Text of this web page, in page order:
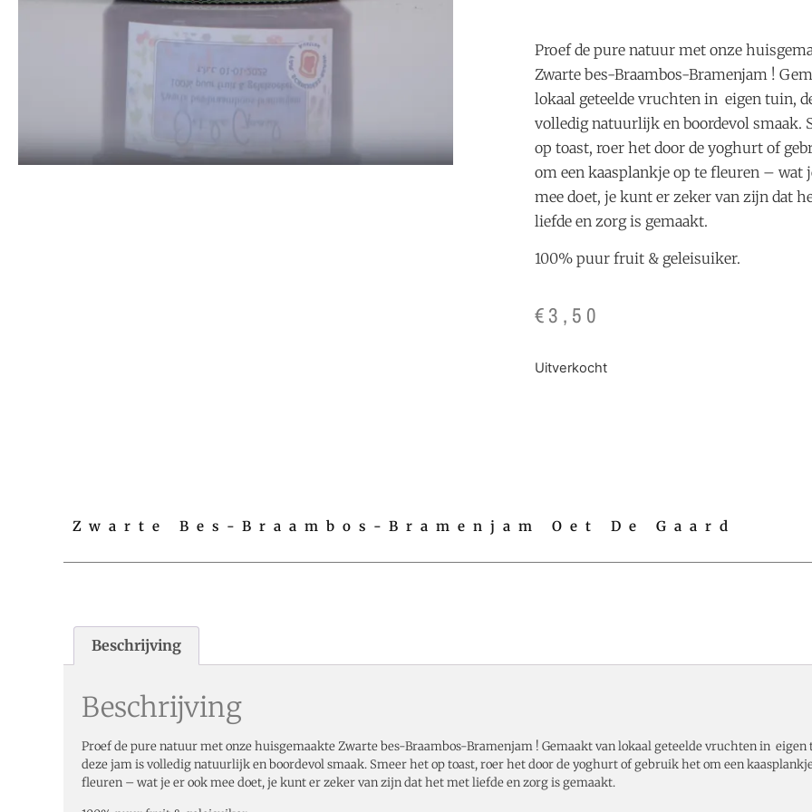
Proef de pure natuur met onze
Zwarte bes-Braambos-Bramenjam !
lokaal geteelde vruchten in eigen tuin,
volledig natuurlijk en boordevol smaak.
op toast, roer het door de yoghurt of
om een kaasplankje op te fleuren – wat
mee doet, je kunt er zeker van zijn dat
liefde en zorg is gemaakt.
100% puur fruit & geleisuiker.
€3,50
Uitverkocht
Zwarte Bes-Braambos-Bramenjam Oet De Gaard
Beschrijving
Beschrijving
Proef de pure natuur met onze huisgemaakte Zwarte bes-Braambos-Bramenjam ! Gemaakt van lokaal geteelde vruchten in eigen
deze jam is volledig natuurlijk en boordevol smaak. Smeer het op toast, roer het door de yoghurt of gebruik het om een
fleuren – wat je er ook mee doet, je kunt er zeker van zijn dat het met liefde en zorg is gemaakt.